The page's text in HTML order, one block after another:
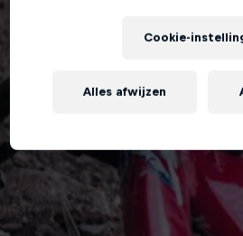
Cookie-
Alles afwijzen